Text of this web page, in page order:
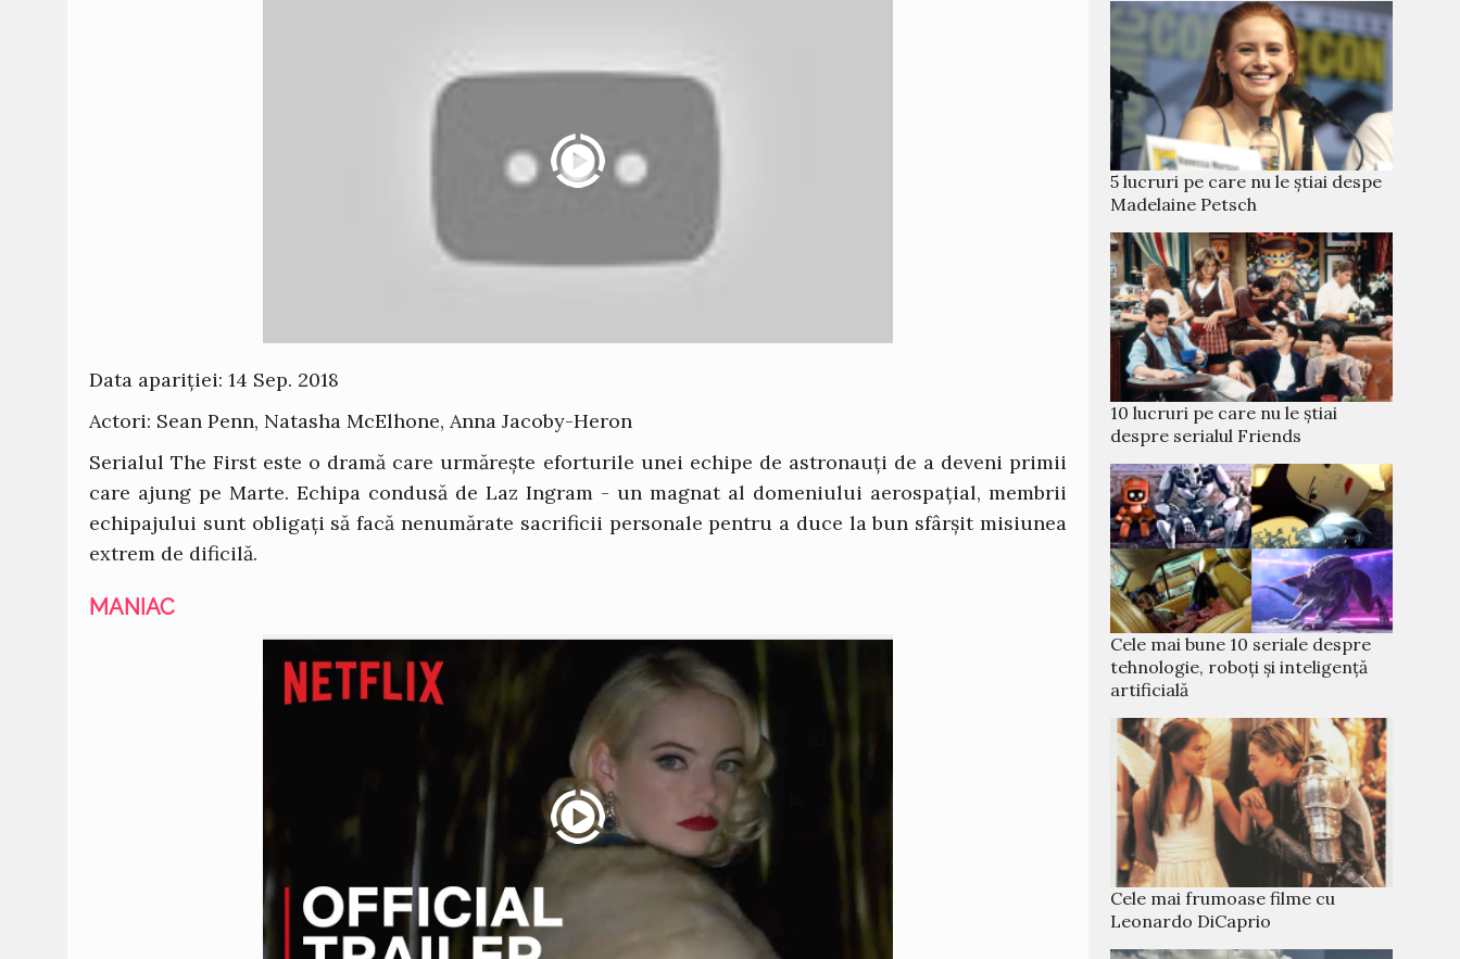
Data apariției: 14 Sep. 2018
Actori: Sean Penn, Natasha McElhone, Anna Jacoby-Heron
Serialul The First este o dramă care urmărește eforturile unei echipe de astronauți de a deveni primii
care ajung pe Marte. Echipa condusă de Laz Ingram - un magnat al domeniului aerospațial, membrii
echipajului sunt obligați să facă nenumărate sacrificii personale pentru a duce la bun sfârșit misiunea
extrem de dificilă.
MANIAC
5 lucruri pe care nu le știai despe
Madelaine Petsch
10 lucruri pe care nu le știai
despre serialul Friends
Cele mai bune 10 seriale despre
tehnologie, roboți și inteligență
artificială
Cele mai frumoase filme cu
Leonardo DiCaprio